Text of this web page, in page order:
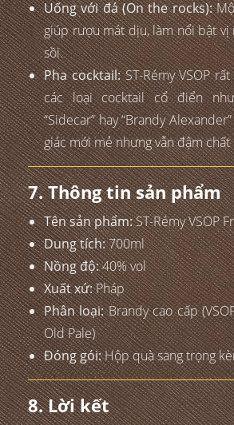
Uống với đá (On the rocks):
giúp rượu mát dịu, làm nổi bật vị
sồi.
Pha cocktail:ST-Rémy VSOP
các loại cocktail cổ điển như
“Sidecar” hay “Brandy
giác mới mẻ nhưng vẫn đậm chất
7. Thông tin sản phẩm
Tên sản phẩm:ST-Rémy VSOP
Dung tích:700ml
Nồng độ:40% vol
Xuất xứ:Pháp
Phân loại:Brandy cao cấp
Old Pale)
Đóng gói:Hộp quà sang trọng
8. Lời kết